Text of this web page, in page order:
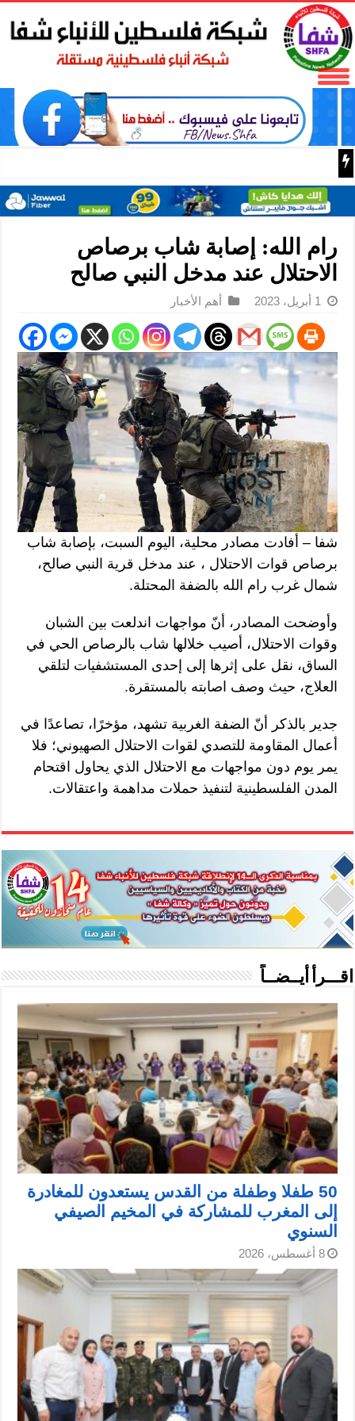
رام الله: إصابة شاب برصاص
الاحتلال عند مدخل النبي صالح
1 أبريل، 2023 أهم الأخبار
شفا – أفادت مصادر محلية، اليوم السبت، بإصابة شاب
برصاص قوات الاحتلال ، عند مدخل قرية النبي صالح،
شمال غرب رام الله بالضفة المحتلة.
وأوضحت المصادر، أنّ مواجهات اندلعت بين الشبان
وقوات الاحتلال، أصيب خلالها شاب بالرصاص الحي في
الساق، نقل على إثرها إلى إحدى المستشفيات لتلقي
العلاج، حيث وصف اصابته بالمستقرة.
جدير بالذكر أنّ الضفة الغربية تشهد، مؤخرًا، تصاعدًا في
أعمال المقاومة للتصدي لقوات الاحتلال الصهيوني؛ فلا
يمر يوم دون مواجهات مع الاحتلال الذي يحاول اقتحام
المدن الفلسطينية لتنفيذ حملات مداهمة واعتقالات.
اقـــرأ أيــضــاً
50 طفلا وطفلة من القدس يستعدون للمغادرة
إلى المغرب للمشاركة في المخيم الصيفي
السنوي
8 أغسطس، 2026